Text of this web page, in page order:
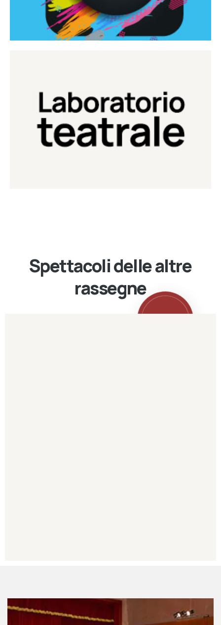
Laboratorio Teatrale
Laboratorio di teatro del Teatro Eduardo de Filippo
Continua
Spettacoli delle altre
rassegne